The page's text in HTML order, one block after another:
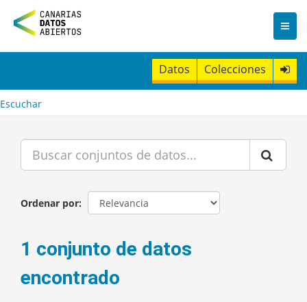
n
t
Datos Colecciones
Escuchar
Ordenar por
1 conjunto de datos
encontrado